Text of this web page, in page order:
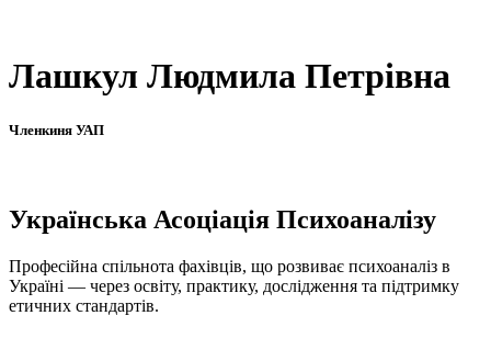
Лашкул Людмила Петрівна
Членкиня УАП
Українська Асоціація Психоаналізу
Професійна спільнота фахівців, що розвиває психоаналіз в
Україні — через освіту, практику, дослідження та підтримку
етичних стандартів.